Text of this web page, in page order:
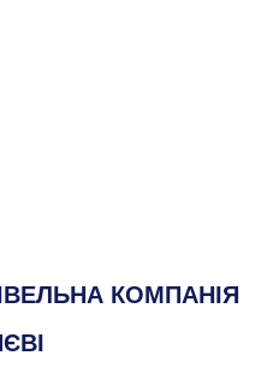
КОМПАНІЯ